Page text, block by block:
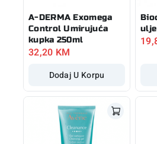
A-DERMA Exomega
Control Umirujuća
kupka 250ml
32,20 KM
Dodaj U Korpu